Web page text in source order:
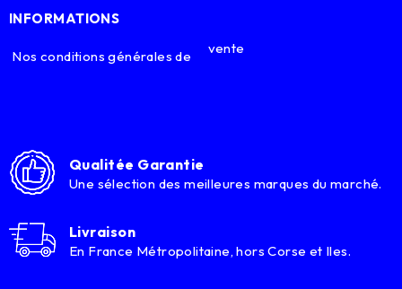
INFORMATIONS
Nos conditions générales de vente
Qualitée Garantie
Une sélection des meilleures marques du marché.
Livraison
En France Métropolitaine, hors Corse et Iles.